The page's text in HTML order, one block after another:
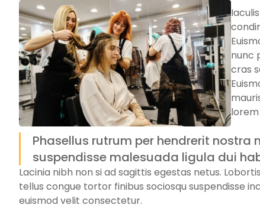
nunc
cras
Phasellus rutrum per hendrerit nostra
suspendisse malesuada ligula dui
Lacinia nibh non si ad sagittis egestas netus.
tellus congue tortor finibus sociosqu suspendisse
euismod velit consectetur.